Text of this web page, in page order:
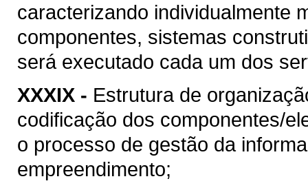
caracterizando individualmente
componentes, sistemas
será executado cada um dos
XXXIX - Estrutura de
codificação dos componentes/
o processo de gestão da
empreendimento;